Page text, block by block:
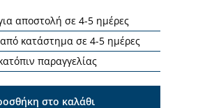
αποστολή σε 4-5 ημέρες
κατάστημα σε 4-5 ημέρες
παραγγελίας
στο καλάθι